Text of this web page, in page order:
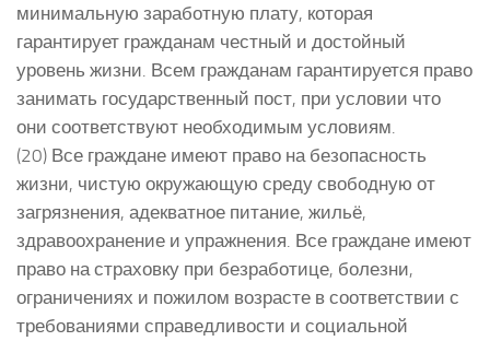
минимальную заработную плату, которая
гарантирует гражданам честный и достойный
уровень жизни. Всем гражданам гарантируется право
занимать государственный пост, при условии что
они соответствуют необходимым условиям.
(20) Все граждане имеют право на безопасность
жизни, чистую окружающую среду свободную от
загрязнения, адекватное питание, жильё,
здравоохранение и упражнения. Все граждане имеют
право на страховку при безработице, болезни,
ограничениях и пожилом возрасте в соответствии с
требованиями справедливости и социальной